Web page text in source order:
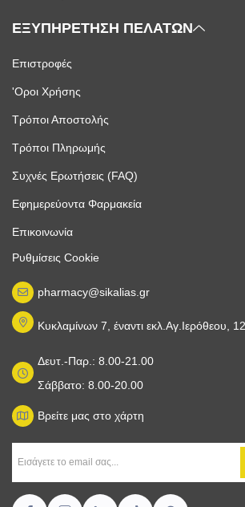
ΕΞΥΠΗΡΕΤΗΣΗ ΠΕΛΑΤΩΝ
Επιστροφές
'Οροι Χρήσης
Τρόποι Αποστολής
Τρόποι Πληρωμής
Συχνές Ερωτήσεις (FAQ)
Εφημερεύοντα Φαρμακεία
Επικοινωνία
Ρυθμίσεις Cookie
pharmacy@sikalias.gr
Κυκλαμίνων 7, έναντι εκλ.Αγ.Ιερόθεου,
Δευτ.-Παρ.: 8.00-21.00
Σάββατο: 8.00-20.00
Βρείτε μας στο χάρτη